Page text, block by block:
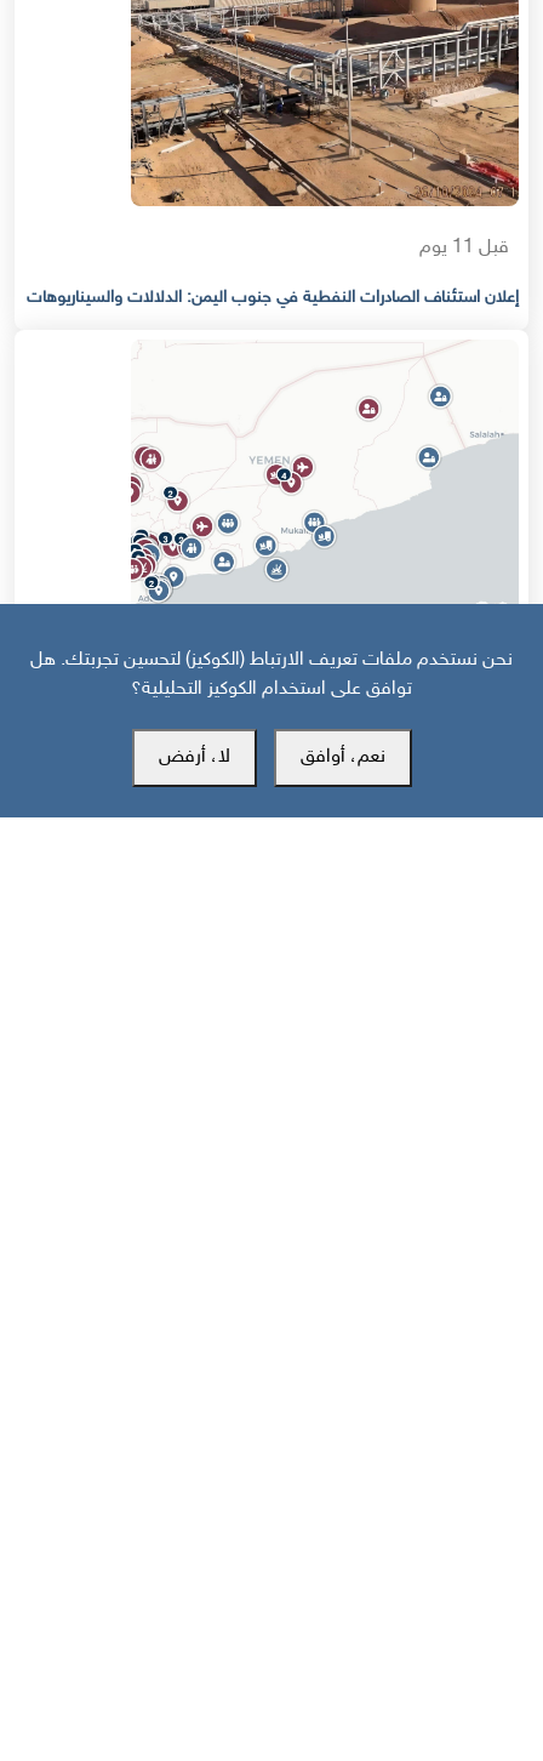
قبل 11 يوم
إعلان استئناف الصادرات النفطية في جنوب اليمن: الدلالات والسيناريوهات
قبل 16 يوم
نحن نستخدم ملفات تعريف الارتباط (الكوكيز) لتحسين تجربتك. هل
توافق على استخدام الكوكيز التحليلية؟
نعم، أوافق لا، أرفض